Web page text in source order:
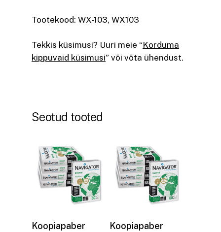
Tootekood: WX-103, WX103
Tekkis küsimusi? Uuri meie “Korduma
kippuvaid küsimusi” või võta ühendust.
Seotud tooted
Lisa korvi
Koopiapaber
Lisa korvi
Koopiapaber